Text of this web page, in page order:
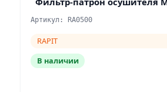
Артикул: RA0500
RAPIT
В наличии